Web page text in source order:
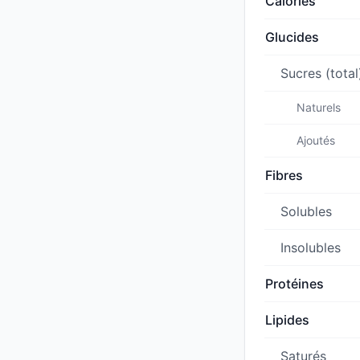
Glucides
Sucres
Naturels
Ajoutés
Fibres
Solubles
Insolubles
Protéines
Lipides
Saturés